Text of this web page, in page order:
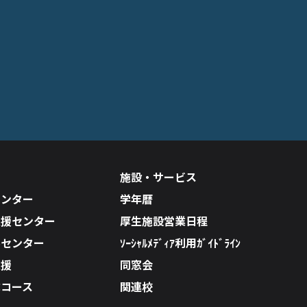
ター
センター
ンター
ース
施設・サービス
学年暦
厚生施設営業日程
ｿｰｼｬﾙﾒﾃﾞｨｱ利用ｶﾞｲﾄﾞﾗｲﾝ
同窓会
関連校